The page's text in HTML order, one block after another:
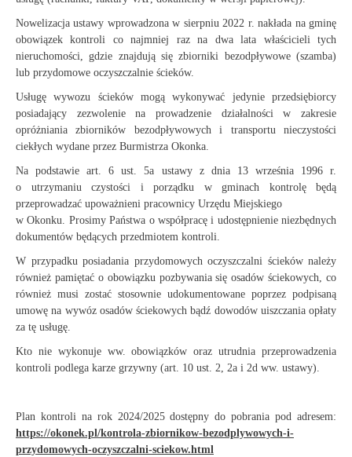
Nowelizacja ustawy wprowadzona w sierpniu 2022 r. nakłada na gminę
obowiązek kontroli co najmniej raz na dwa lata właścicieli tych
nieruchomości, gdzie znajdują się zbiorniki bezodpływowe (szamba)
lub przydomowe oczyszczalnie ścieków.
Usługę wywozu ścieków mogą wykonywać jedynie przedsiębiorcy
posiadający zezwolenie na prowadzenie działalności w zakresie
opróżniania zbiorników bezodpływowych i transportu nieczystości
ciekłych wydane przez Burmistrza Okonka.
Na podstawie art. 6 ust. 5a ustawy z dnia 13 września 1996 r.
o utrzymaniu czystości i porządku w gminach kontrolę będą
przeprowadzać upoważnieni pracownicy Urzędu Miejskiego
w Okonku. Prosimy Państwa o współpracę i udostępnienie niezbędnych
dokumentów będących przedmiotem kontroli.
W przypadku posiadania przydomowych oczyszczalni ścieków należy
również pamiętać o obowiązku pozbywania się osadów ściekowych, co
również musi zostać stosownie udokumentowane poprzez podpisaną
umowę na wywóz osadów ściekowych bądź dowodów uiszczania opłaty
za tę usługę.
Kto nie wykonuje ww. obowiązków oraz utrudnia przeprowadzenia
kontroli podlega karze grzywny (art. 10 ust. 2, 2a i 2d ww. ustawy).
Plan kontroli na rok 2024/2025 dostępny do pobrania pod adresem:
https://okonek.pl/kontrola-zbiornikow-bezodplywowych-i-
przydomowych-oczyszczalni-sciekow.html